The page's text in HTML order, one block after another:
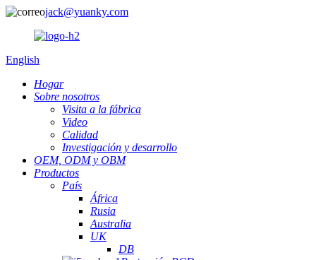
jack@yuanky.com
English
Hogar
Sobre nosotros
Visita a la fábrica
Video
Calidad
Investigación y desarrollo
OEM, ODM y OBM
Productos
País
África
Rusia
Australia
UK
DB